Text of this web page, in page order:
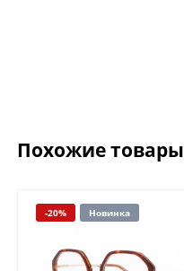
Похожие товары
-20% Новинка